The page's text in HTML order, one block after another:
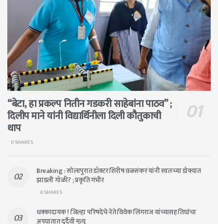
“बेटा, हा प्रकल्प नितीन गडकरी साहेबांना पाठव” ;
दिलीप माने यांनी विद्यार्थिनीला दिली कौतुकाची
थाप
0 SHARES
Breaking : सोलापुरात डॉक्टर शिरीष वळसंकर यांनी स्वतःच्या डोक्यात
झाडली गोळी? ; प्रकृति गंभीर
0 SHARES
धक्कादायक ! जिल्हा परिषदेचे नेते विवेक लिंगराज यांच्यासह तिघांचा
अपघातात दुर्दैवी मृत्यू